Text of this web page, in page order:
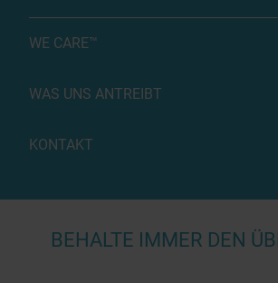
WE CARE™
WAS UNS ANTREIBT
KONTAKT
BEHALTE IMMER DEN